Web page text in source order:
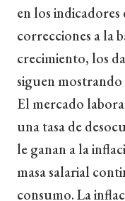
en los indicadores
correcciones a la
crecimiento, los
siguen
El mercado
una tasa de
le ganan a la
masa salarial
consumo. La